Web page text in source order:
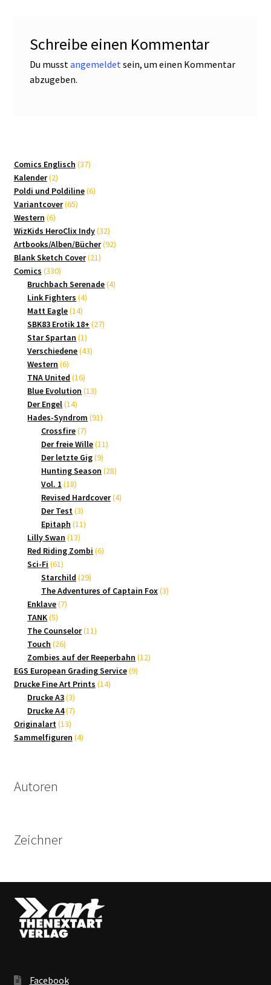
Schreibe einen Kommentar
Du musst angemeldet sein, um einen Kommentar
abzugeben.
Comics Englisch 3737
Kalender 22
Produkte
Poldi und Poldiline 66
Variantcover 6565
Western 66
Produkte
WizKids HeroClix Indy 3232
Produkte
Artbooks/Alben/Bücher 9292
Blank Sketch Cover 2121
Comics 330330
Produkte
Bruchbach Serenade 44
Link Fighters 44
Matt Eagle 1414
Produkte
SBK83 Erotik 18+ 2727
Star Spartan 11
Produkt
Verschiedene 4343
Western 66
Produkte
TNA United 1616
Produkte
Blue Evolution 1313
Der Engel 1414
Produkte
Hades-Syndrom 9191
Crossfire 77
Produkte
Der freie Wille 1111
Der letzte Gig 99
Produkte
Hunting Season 2828
Vol. 1 1818
Produkte
Revised Hardcover 44
Der Test 33
Produkte
Epitaph 1111
Lilly Swan 1313
Produkte
Red Riding Zombi 66
Sci-Fi 6161
Produkte
Starchild 2929
Produkte
The Adventures of Captain Fox 33
Enklave 77
TANK 55
Produkte
The Counselor 1111
Touch 2626
Produkte
Zombies auf der Reeperbahn 1212
EGS European Grading Service 99
Drucke Fine Art Prints 1414
Drucke A3 33
Produkte
Drucke A4 77
Originalart 1313
Produkte
Sammelfiguren 44
Autoren
Zeichner
Facebook